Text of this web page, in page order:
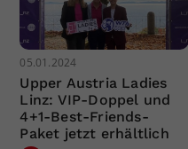
05.01.2024
Upper Austria Ladies
Linz: VIP-Doppel und
4+1-Best-Friends-
Paket jetzt erhältlich